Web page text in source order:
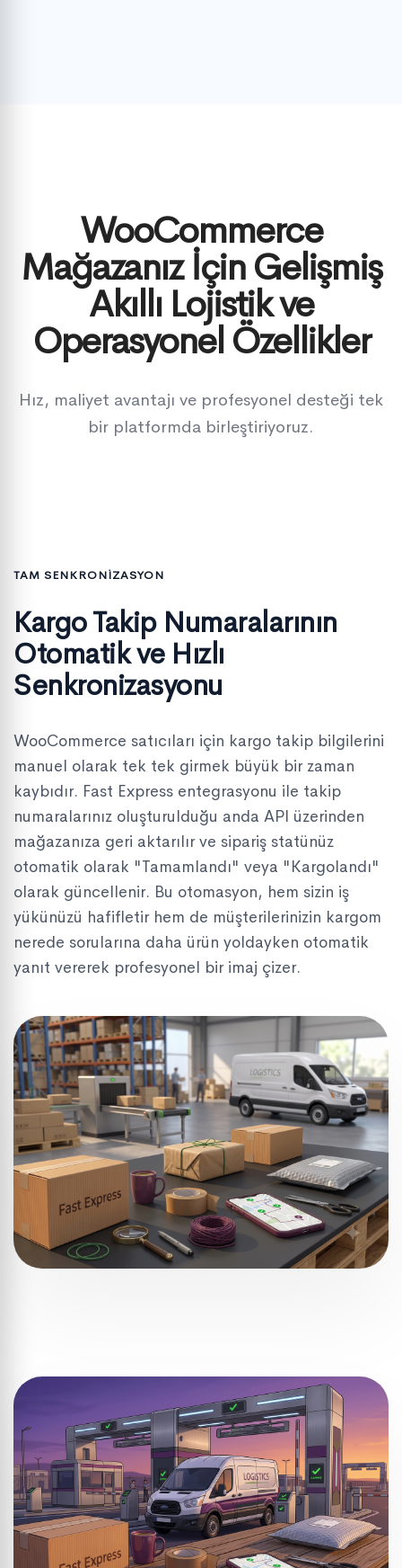
WooCommerce
Mağazanız İçin Gelişmiş
Akıllı Lojistik ve
Operasyonel Özellikler
Hız, maliyet avantajı ve profesyonel desteği tek
bir platformda birleştiriyoruz.
TAM SENKRONİZASYON
Kargo Takip Numaralarının
Otomatik ve Hızlı
Senkronizasyonu
WooCommerce satıcıları için kargo takip bilgilerini
manuel olarak tek tek girmek büyük bir zaman
kaybıdır. Fast Express entegrasyonu ile takip
numaralarınız oluşturulduğu anda API üzerinden
mağazanıza geri aktarılır ve sipariş statünüz
otomatik olarak "Tamamlandı" veya "Kargolandı"
olarak güncellenir. Bu otomasyon, hem sizin iş
yükünüzü hafifletir hem de müşterilerinizin kargom
nerede sorularına daha ürün yoldayken otomatik
yanıt vererek profesyonel bir imaj çizer.